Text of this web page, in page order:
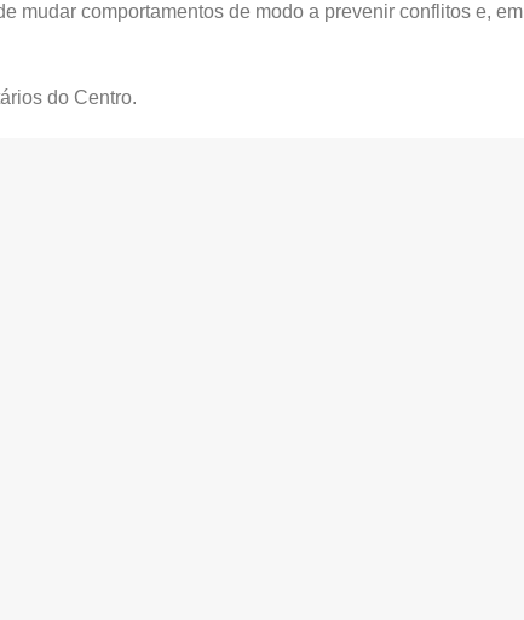
mudar comportamentos de modo a prevenir conflitos e, em
do Centro.